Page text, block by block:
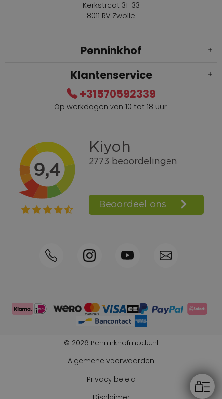
Kerkstraat 31-33
8011 RV Zwolle
Penninkhof
Gratis verzending vanaf € 100,=
Bel +31570592339
Spaarpunten
Shop the Look
Telefonisch bestellen ook mogelijk
Klantenservice
+31570592339
Op werkdagen van 10 tot 18 uur.
© 2026 Penninkhofmode.nl
Algemene voorwaarden
Privacy beleid
Disclaimer